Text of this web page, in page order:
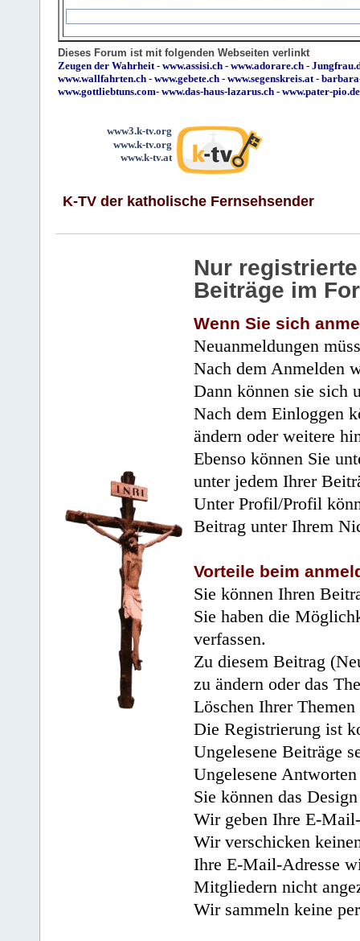
Dieses Forum ist mit folgenden Webseiten verlinkt
Zeugen der Wahrheit- www.assisi.ch - www.adorare.ch -
www.wallfahrten.ch - www.gebete.ch - www.segenskreis.at-
www.gottliebtuns.com- www.das-haus-lazarus.ch - www.pater-pio.de
www3.k-tv.org
www.k-tv.org
www.k-tv.at
K-TV der katholische Fernsehsender
Nur
Beiträge im
Wenn Sie sich
Neuanmeldungen
Nach dem Anmelden
Dann können sie sich
Nach dem Einloggen
ändern oder weitere
Ebenso können Sie
unter jedem Ihrer
Unter Profil/Profil
Beitrag unter Ihrem
Vorteile beim
Sie können Ihren
Sie haben die
verfassen.
Zu diesem Beitrag
zu ändern oder das
Löschen Ihrer
Die Registrierung ist
Ungelesene Beiträge
Ungelesene
Sie können das
Wir geben Ihre E-
Wir verschicken
Ihre E-Mail-Adresse
Mitgliedern nicht
Wir sammeln keine